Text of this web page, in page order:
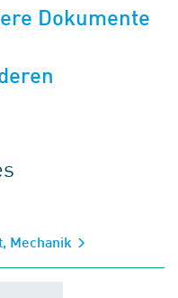
Dokumente
Mechanik